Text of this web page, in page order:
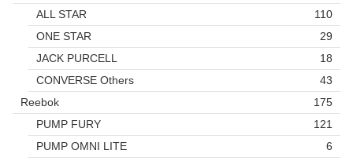
ALL STAR
110
ONE STAR
29
JACK PURCELL
18
CONVERSE Others
43
Reebok
175
PUMP FURY
121
PUMP OMNI LITE
6